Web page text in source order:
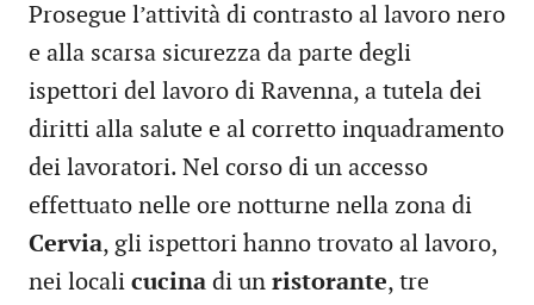
Prosegue l’attività di contrasto al lavoro nero
e alla scarsa sicurezza da parte degli
ispettori del lavoro di Ravenna, a tutela dei
diritti alla salute e al corretto inquadramento
dei lavoratori. Nel corso di un accesso
effettuato nelle ore notturne nella zona di
Cervia, gli ispettori hanno trovato al lavoro,
nei locali cucina di un ristorante, tre